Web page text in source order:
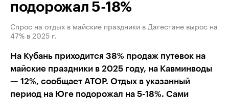
подорожал 5-18%
Спрос на отдых в майские праздники в Дагестане вырос на
47% в 2025 г.
На Кубань приходится 38% продаж путевок на
майские праздники в 2025 году, на Кавминводы
— 12%, сообщает АТОР. Отдых в указанный
период на Юге подорожал на 5-18%. Сами